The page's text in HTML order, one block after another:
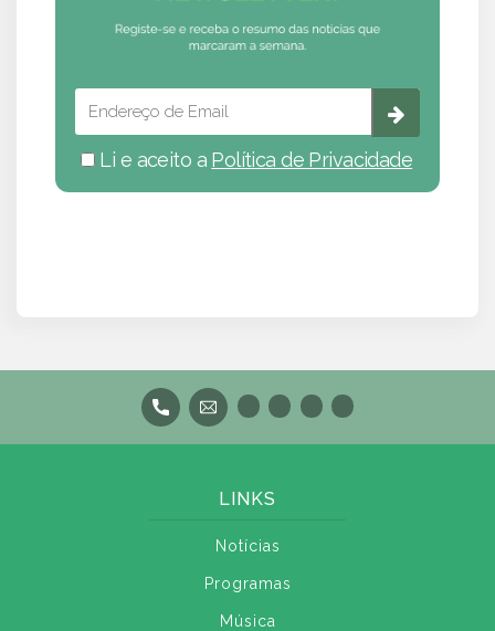
Li e aceito a Política de Privacidade
LINKS
Notícias
Programas
Música